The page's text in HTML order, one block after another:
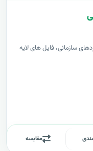
سازمانی، فایل های لایه
مقایسه